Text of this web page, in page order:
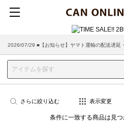
2026/07/29 ■【お知らせ】ヤマト運輸の配送遅延
2026/03/18 ■店舗受け取りサービスのご案内
さらに絞り込む 表示変更
条件に一致する商品は見つ